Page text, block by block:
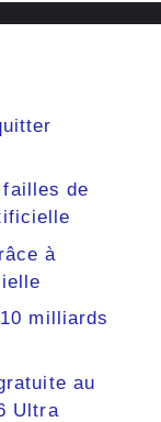
de
à
milliards
au
Ultra